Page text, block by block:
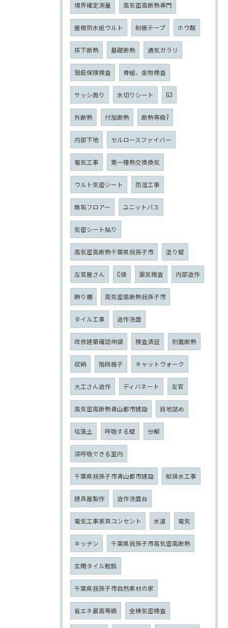
境界確定測量 高気密高断熱専門
屋根防水紙ウルト 制振テープ ホウ酸
床下断熱 基礎断熱 通気ガラリ
瑕疵保険検査 骨組、金物検査
サッシ周り 水切りシート G3
外断熱 付加断熱 断熱等級7
内部下地 セルロースファイバー
電気工事 第一種熱交換換気
ウルト気密シート 防湿工事
無垢フロアー ユニットバス
気密シート貼り
高気密高断熱千葉県我孫子市 塗り壁
左官屋さん C値 漏気検査 内部造作
飾り棚 高気密高断熱我孫子市
タイル工事 造作洗面
改修建築確認申請 検査済証 耐震断熱
収納 階段格子 キャットウォーク
大工さん造作 ディバネート 左官
高気密高断熱青山都市建設 目地詰め
珪藻土 呼吸する壁 分解
深呼吸できる室内
千葉県我孫子市青山都市建設 給排水工事
建具屋製作 造作洗面台
電気工事家具コンセント 水道 電気
キッチン 千葉県我孫子市高気密高断熱
玄関タイル鮫肌
千葉県我孫子市自然素材の家
省エネ最高等級 全棟気密検査